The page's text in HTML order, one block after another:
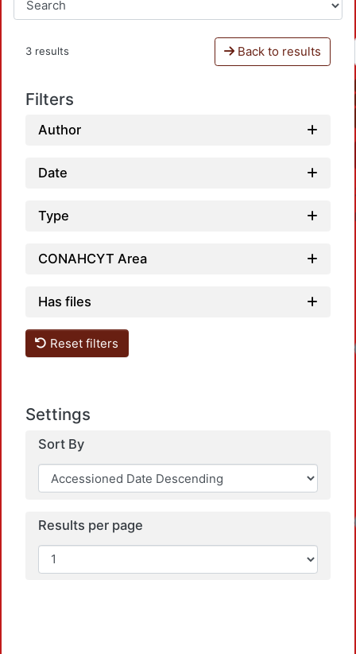
3 results Back to results
Filters
Author
Date
Type
CONAHCYT Area
Has files
Reset filters
Settings
Sort By
Results per page